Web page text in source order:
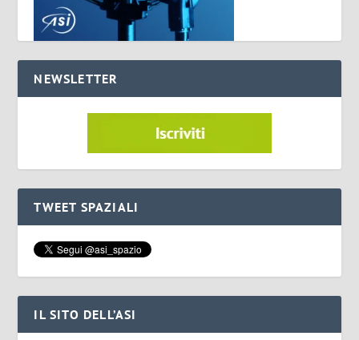
NEWSLETTER
TWEET SPAZIALI
IL SITO DELL’ASI